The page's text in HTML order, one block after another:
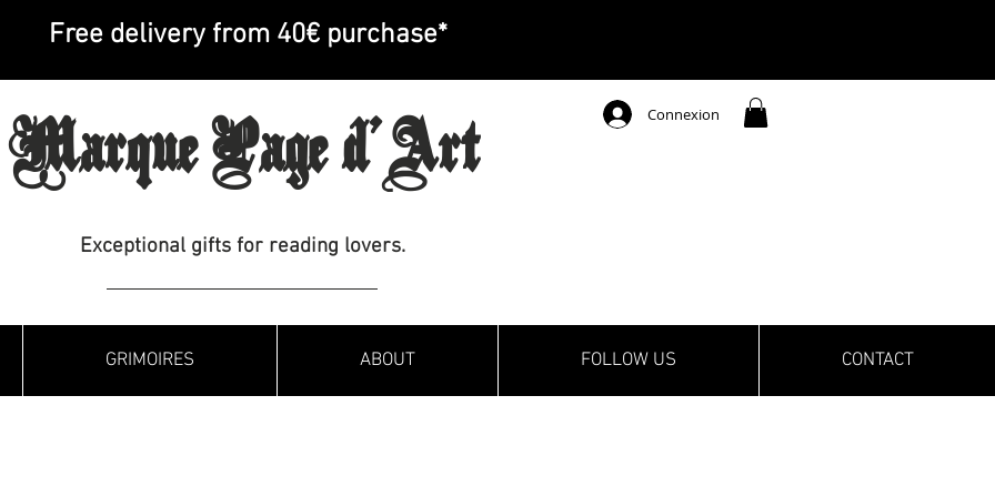
Free delivery from 40€ purchase*
Connexion
Marque Page d'Art
Exceptional gifts for reading lovers.
GRIMOIRES ABOUT FOLLOW US CONTACT